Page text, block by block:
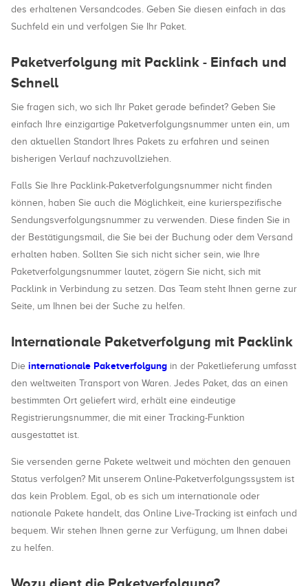
des erhaltenen Versandcodes. Geben Sie diesen einfach in das
Suchfeld ein und verfolgen Sie Ihr Paket.
Paketverfolgung mit Packlink - Einfach und
Schnell
Sie fragen sich, wo sich Ihr Paket gerade befindet? Geben Sie
einfach Ihre einzigartige Paketverfolgungsnummer unten ein, um
den aktuellen Standort Ihres Pakets zu erfahren und seinen
bisherigen Verlauf nachzuvollziehen.
Falls Sie Ihre Packlink-Paketverfolgungsnummer nicht finden
können, haben Sie auch die Möglichkeit, eine kurierspezifische
Sendungsverfolgungsnummer zu verwenden. Diese finden Sie in
der Bestätigungsmail, die Sie bei der Buchung oder dem Versand
erhalten haben. Sollten Sie sich nicht sicher sein, wie Ihre
Paketverfolgungsnummer lautet, zögern Sie nicht, sich mit
Packlink in Verbindung zu setzen. Das Team steht Ihnen gerne zur
Seite, um Ihnen bei der Suche zu helfen.
Internationale Paketverfolgung mit Packlink
Die internationale Paketverfolgung in der Paketlieferung umfasst
den weltweiten Transport von Waren. Jedes Paket, das an einen
bestimmten Ort geliefert wird, erhält eine eindeutige
Registrierungsnummer, die mit einer Tracking-Funktion
ausgestattet ist.
Sie versenden gerne Pakete weltweit und möchten den genauen
Status verfolgen? Mit unserem Online-Paketverfolgungssystem ist
das kein Problem. Egal, ob es sich um internationale oder
nationale Pakete handelt, das Online Live-Tracking ist einfach und
bequem. Wir stehen Ihnen gerne zur Verfügung, um Ihnen dabei
zu helfen.